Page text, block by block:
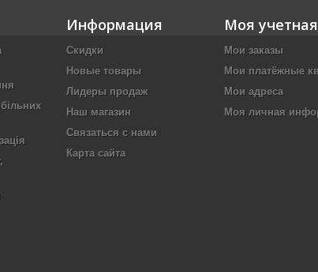
Информация
Скидки
Новые товары
Лидеры продаж
Наш магазин
Связаться с нами
Карта сайта
Моя
Мои заказы
Мои платёжные
Мои адреса
Моя личная